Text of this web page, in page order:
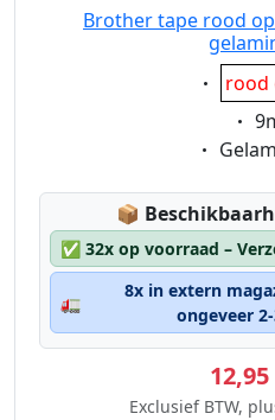
Brother tape rood
rood
📦 Lagerstatus:
✅ 32x op voorraad –
🚛
8x in extern
ongeveer
12,95
Exclusief BTW,